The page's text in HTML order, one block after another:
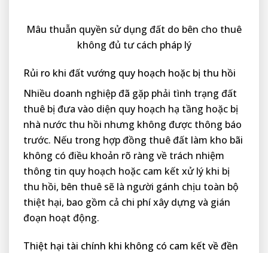
Mâu thuẫn quyền sử dụng đất do bên cho thuê
không đủ tư cách pháp lý
Rủi ro khi đất vướng quy hoạch hoặc bị thu hồi
Nhiều doanh nghiệp đã gặp phải tình trạng đất
thuê bị đưa vào diện quy hoạch hạ tầng hoặc bị
nhà nước thu hồi nhưng không được thông báo
trước. Nếu trong hợp đồng thuê đất làm kho bãi
không có điều khoản rõ ràng về trách nhiệm
thông tin quy hoạch hoặc cam kết xử lý khi bị
thu hồi, bên thuê sẽ là người gánh chịu toàn bộ
thiệt hại, bao gồm cả chi phí xây dựng và gián
đoạn hoạt động.
Thiệt hại tài chính khi không có cam kết về đền